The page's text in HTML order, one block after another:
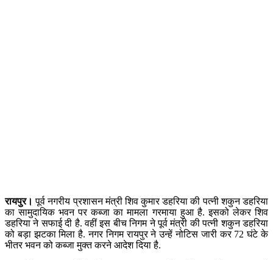
रायपुर। पूर्व नगरीय प्रशासन मंत्री शिव कुमार डहरिया की पत्नी शकुन डहरिया
का सामुदायिक भवन पर कब्जा का मामला गरमाया हुआ है. इसको लेकर शिव
डहरिया ने सफाई दी है. वहीं इस बीच निगम ने पूर्व मंत्री की पत्नी शकुन डहरिया
को बड़ा झटका मिला है. नगर निगम रायपुर ने उन्हें नोटिस जारी कर 72 घंटे के
भीतर भवन को कब्जा मुक्त करने आदेश दिया है.